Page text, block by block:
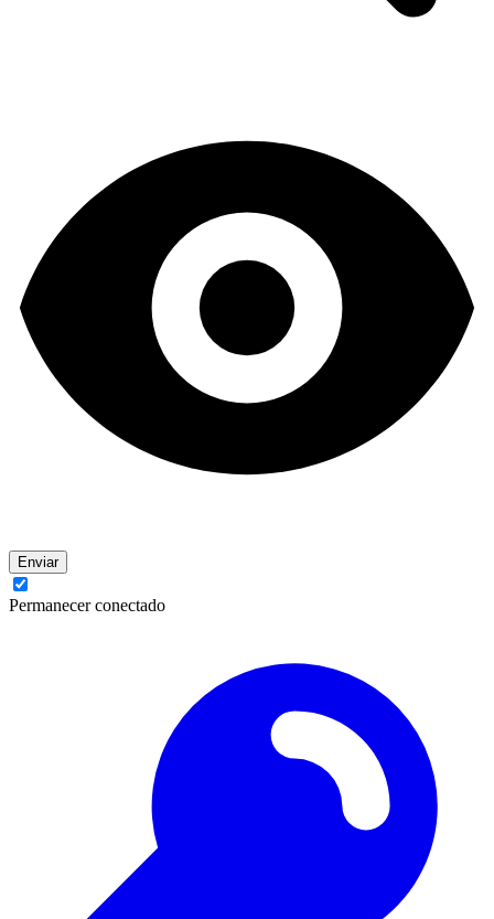
Enviar
Permanecer conectado